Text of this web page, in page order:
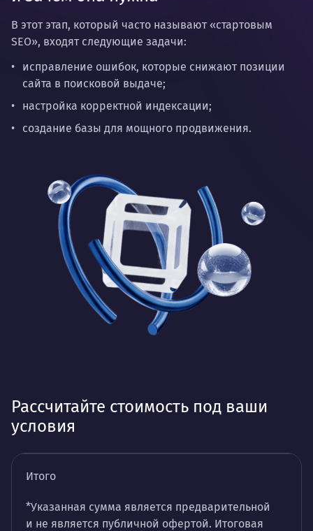
В этот этап, который часто называют «стартовым
SEO», входят следующие задачи:
исправление ошибок, которые снижают позиции
сайта в поисковой выдаче;
настройка корректной индексации;
создание базы для мощного продвижения.
Рассчитайте стоимость под ваши
условия
Итого
*Указанная сумма является предварительной
и не является публичной офертой. Итоговая